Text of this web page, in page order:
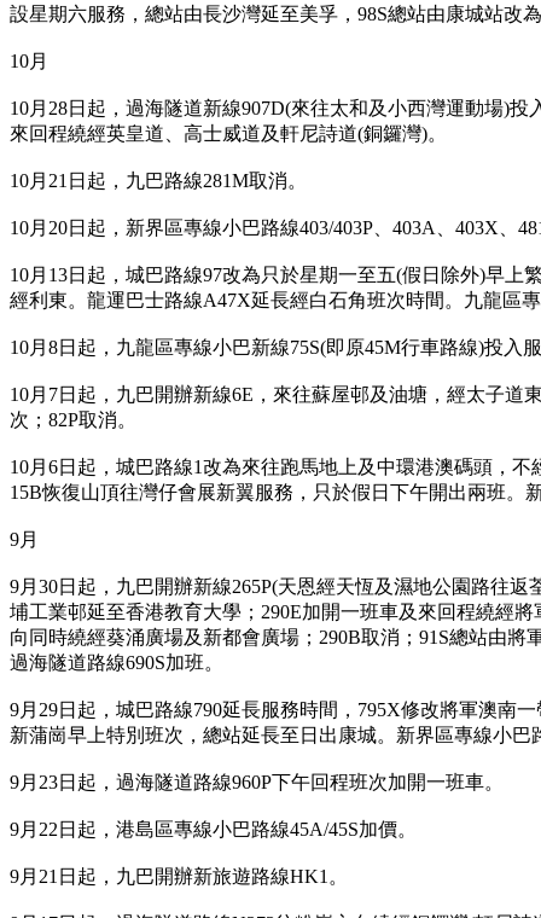
設星期六服務，總站由長沙灣延至美孚，98S總站由康城站改
10月
10月28日起，過海隧道新線907D(來往太和及小西灣運動場)
來回程繞經英皇道、高士威道及軒尼詩道(銅鑼灣)。
10月21日起，九巴路線281M取消。
10月20日起，新界區專線小巴路線403/403P、403A、403X、
10月13日起，城巴路線97改為只於星期一至五(假日除外)早
經利東。龍運巴士路線A47X延長經白石角班次時間。九龍區
10月8日起，九龍區專線小巴新線75S(即原45M行車路線)投入
10月7日起，九巴開辦新線6E，來往蘇屋邨及油塘，經太子
次；82P取消。
10月6日起，城巴路線1改為來往跑馬地上及中環港澳碼頭，
15B恢復山頂往灣仔會展新翼服務，只於假日下午開出兩班。
9月
9月30日起，九巴開辦新線265P(天恩經天恆及濕地公園路往
埔工業邨延至香港教育大學；290E加開一班車及來回程繞經
向同時繞經葵涌廣場及新都會廣場；290B取消；91S總站由
過海隧道路線690S加班。
9月29日起，城巴路線790延長服務時間，795X修改將軍澳南
新蒲崗早上特別班次，總站延長至日出康城。新界區專線小巴
9月23日起，過海隧道路線960P下午回程班次加開一班車。
9月22日起，港島區專線小巴路線45A/45S加價。
9月21日起，九巴開辦新旅遊路線HK1。